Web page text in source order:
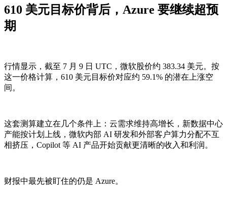
610 美元目标价背后，Azure 要继续超预
期
行情显示，截至 7 月 9 日 UTC，微软股价约 383.34 美元。按
这一价格计算，610 美元目标价对应约 59.1% 的潜在上涨空
间。
这套测算建立在几个条件上：云需求维持高增长，新数据中心
产能按计划上线，微软内部 AI 研发和外部客户算力分配不互
相挤压，Copilot 等 AI 产品开始贡献更清晰的收入和利润。
财报中最先被盯住的仍是 Azure。